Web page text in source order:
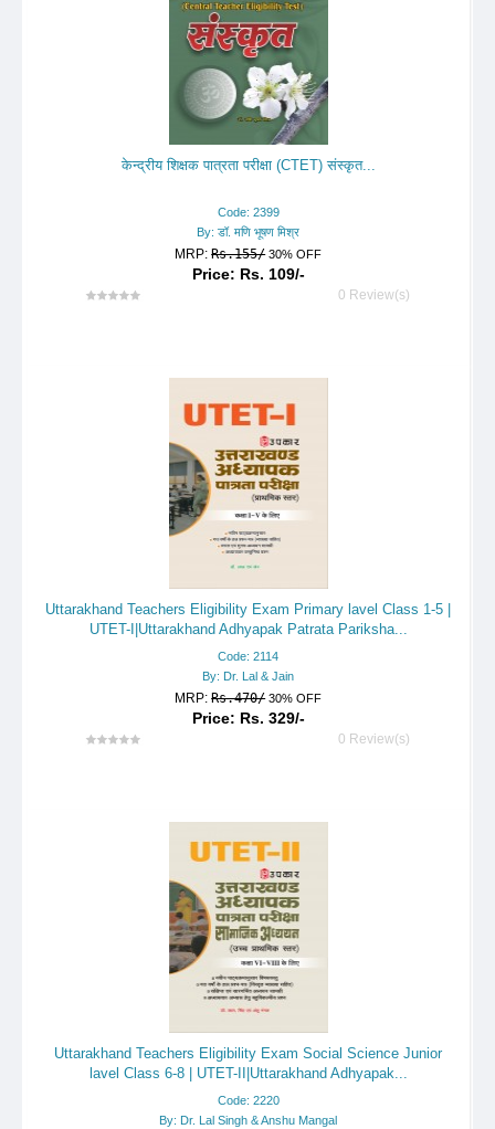
केन्द्रीय शिक्षक पात्रता परीक्षा (CTET) संस्कृत...
Code: 2399
By: डॉ. मणि भूषण मिश्र
MRP:Rs.155/ 30% OFF
Price: Rs. 109/-
0 Review(s)
Uttarakhand Teachers Eligibility Exam Primary lavel Class 1-5 |
UTET-I|Uttarakhand Adhyapak Patrata Pariksha...
Code: 2114
By: Dr. Lal & Jain
MRP:Rs.470/ 30% OFF
Price: Rs. 329/-
0 Review(s)
Uttarakhand Teachers Eligibility Exam Social Science Junior
lavel Class 6-8 | UTET-II|Uttarakhand Adhyapak...
Code: 2220
By: Dr. Lal Singh & Anshu Mangal